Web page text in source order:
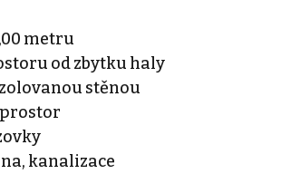
metru
od zbytku haly
stěnou
kanalizace